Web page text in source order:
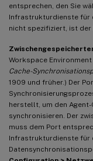
entsprechen, den Sie
Infrastrukturdienste für
nicht spezifiziert, ist
Workspace
Cache-
1909 und früher.) Der
herstellt, um den
synchronisieren. Der
muss dem Port
Infrastrukturdienste für